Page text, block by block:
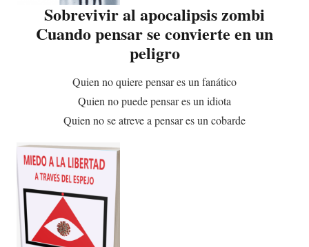
Sobrevivir al apocalipsis zombi
Cuando pensar se convierte en un
peligro
Quien no quiere pensar es un fanático
Quien no puede pensar es un idiota
Quien no se atreve a pensar es un cobarde